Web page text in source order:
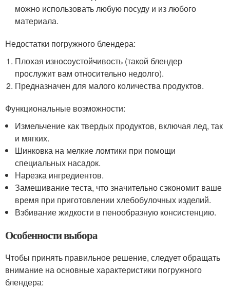
можно использовать любую посуду и из любого
материала.
Недостатки погружного блендера:
Плохая износоустойчивость (такой блендер
прослужит вам относительно недолго).
Предназначен для малого количества продуктов.
Функциональные возможности:
Измельчение как твердых продуктов, включая лед, так
и мягких.
Шинковка на мелкие ломтики при помощи
специальных насадок.
Нарезка ингредиентов.
Замешивание теста, что значительно сэкономит ваше
время при приготовлении хлебобулочных изделий.
Взбивание жидкости в пенообразную консистенцию.
Особенности выбора
Чтобы принять правильное решение, следует обращать
внимание на основные характеристики погружного
блендера: